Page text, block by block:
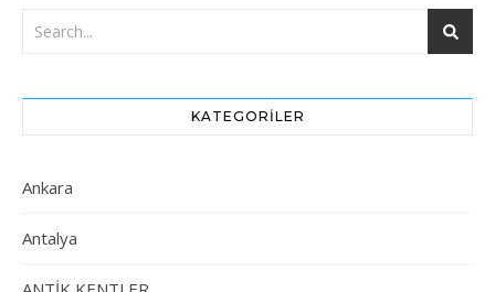
KATEGORILER
Ankara
Antalya